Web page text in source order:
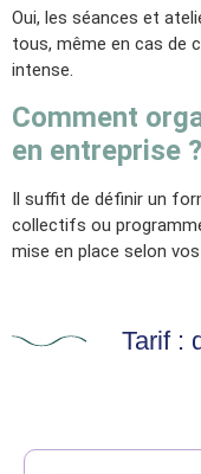
Oui, les séances et
tous, même en cas de
intense.
Comment
en entreprise ?
Il suffit de définir un
collectifs ou
mise en place selon vos
Tarif :